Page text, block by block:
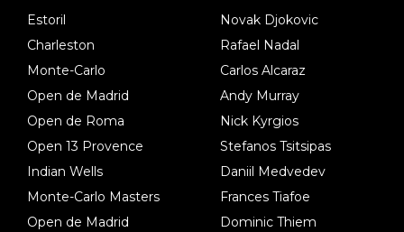
Estoril
Charleston
Monte-Carlo
Open de Madrid
Open de Roma
Open 13 Provence
Indian Wells
Monte-Carlo Masters
Open de Madrid
Novak Djokovic
Rafael Nadal
Carlos Alcaraz
Andy Murray
Nick Kyrgios
Stefanos Tsitsipas
Daniil Medvedev
Frances Tiafoe
Dominic Thiem